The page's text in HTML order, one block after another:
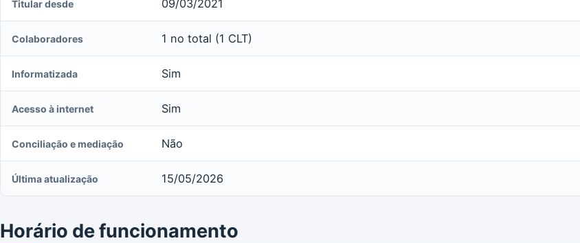
Titular desde 09/03/2021
Colaboradores 1 no total (1 CLT)
Informatizada Sim
Acesso à internet Sim
Conciliação e mediação Não
Última atualização 15/05/2026
Horário de funcionamento